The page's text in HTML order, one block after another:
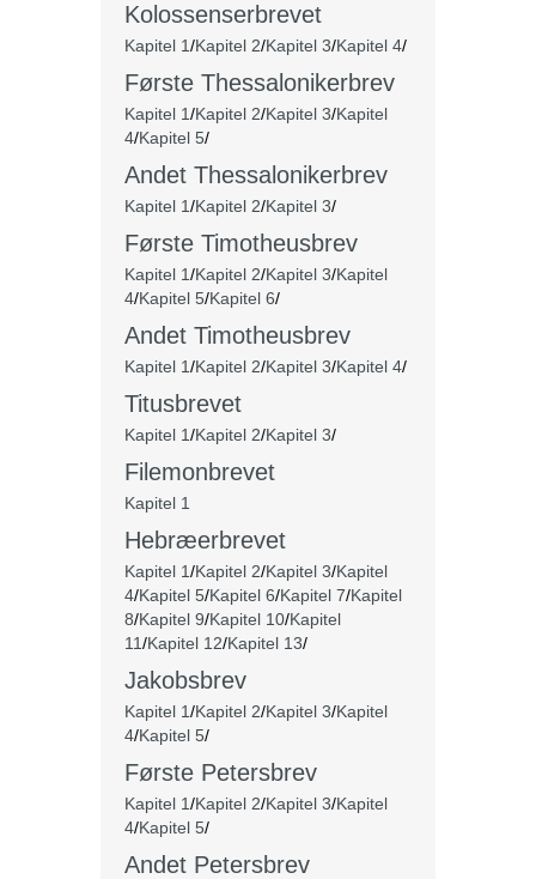
Kolossenserbrevet
Kapitel 1/Kapitel 2/Kapitel 3/Kapitel 4/
Første Thessalonikerbrev
Kapitel 1/Kapitel 2/Kapitel 3/Kapitel
4/Kapitel 5/
Andet Thessalonikerbrev
Kapitel 1/Kapitel 2/Kapitel 3/
Første Timotheusbrev
Kapitel 1/Kapitel 2/Kapitel 3/Kapitel
4/Kapitel 5/Kapitel 6/
Andet Timotheusbrev
Kapitel 1/Kapitel 2/Kapitel 3/Kapitel 4/
Titusbrevet
Kapitel 1/Kapitel 2/Kapitel 3/
Filemonbrevet
Kapitel 1
Hebræerbrevet
Kapitel 1/Kapitel 2/Kapitel 3/Kapitel
4/Kapitel 5/Kapitel 6/Kapitel 7/Kapitel
8/Kapitel 9/Kapitel 10/Kapitel
11/Kapitel 12/Kapitel 13/
Jakobsbrev
Kapitel 1/Kapitel 2/Kapitel 3/Kapitel
4/Kapitel 5/
Første Petersbrev
Kapitel 1/Kapitel 2/Kapitel 3/Kapitel
4/Kapitel 5/
Andet Petersbrev